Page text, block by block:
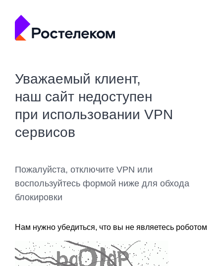
Уважаемый клиент,
наш сайт недоступен
при использовании VPN
сервисов
Пожалуйста, отключите VPN или
воспользуйтесь формой ниже для обхода
блокировки
Нам нужно убедиться, что вы не являетесь роботом